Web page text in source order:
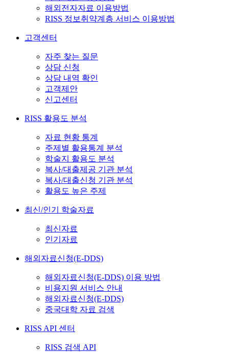
해외전자자료 이용방법
RISS 정보취약계층 서비스 이용방법
고객센터
자주 찾는 질문
상담 신청
상담 내역 확인
고객제안
신고센터
RISS 활용도 분석
자료 현황 통계
주제별 활용통계 분석
학술지 활용도 분석
복사/대출제공 기관 분석
복사/대출신청 기관 분석
활용도 높은 주제
최신/인기 학술자료
최신자료
인기자료
해외자료신청(E-DDS)
해외자료신청(E-DDS) 이용 방법
비용지원 서비스 안내
해외자료신청(E-DDS)
중국대학 자료 검색
RISS API 센터
RISS 검색 API